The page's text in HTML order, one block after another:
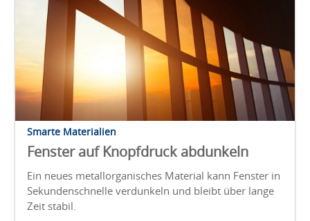
Smarte Materialien
Fenster auf Knopfdruck abdunkeln
Ein neues metallorganisches Material kann Fenster in
Sekundenschnelle verdunkeln und bleibt über lange
Zeit stabil.